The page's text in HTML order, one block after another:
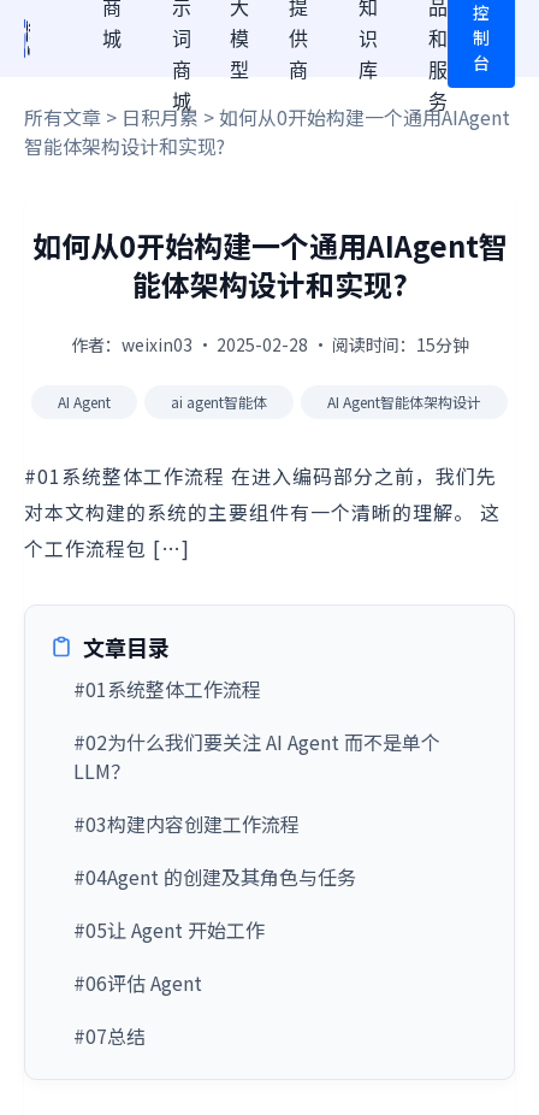
商
城
示
词
商
城
大
模
型
提
供
商
知
识
库
品
和
服
务
控
制
台
所有文章 > 日积月累 > 如何从0开始构建一个通用AIAgent
智能体架构设计和实现?
如何从0开始构建一个通用AIAgent智
能体架构设计和实现?
作者：weixin03 · 2025-02-28 · 阅读时间：15分钟
AI Agent ai agent智能体 AI Agent智能体架构设计
#01系统整体工作流程 在进入编码部分之前，我们先
对本文构建的系统的主要组件有一个清晰的理解。 这
个工作流程包 […]
文章目录
#01系统整体工作流程
#02为什么我们要关注 AI Agent 而不是单个
LLM？
#03构建内容创建工作流程
#04Agent 的创建及其角色与任务
#05让 Agent 开始工作
#06评估 Agent
#07总结